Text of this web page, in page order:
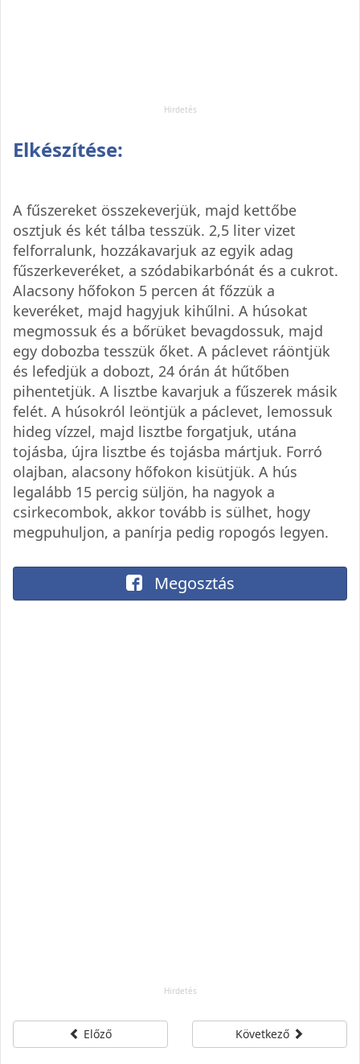
Elkészítése:
A fűszereket összekeverjük, majd kettőbe
osztjuk és két tálba tesszük. 2,5 liter vizet
felforralunk, hozzákavarjuk az egyik adag
fűszerkeveréket, a szódabikarbónát és a cukrot.
Alacsony hőfokon 5 percen át főzzük a
keveréket, majd hagyjuk kihűlni. A húsokat
megmossuk és a bőrüket bevagdossuk, majd
egy dobozba tesszük őket. A páclevet ráöntjük
és lefedjük a dobozt, 24 órán át hűtőben
pihentetjük. A lisztbe kavarjuk a fűszerek másik
felét. A húsokról leöntjük a páclevet, lemossuk
hideg vízzel, majd lisztbe forgatjuk, utána
tojásba, újra lisztbe és tojásba mártjuk. Forró
olajban, alacsony hőfokon kisütjük. A hús
legalább 15 percig süljön, ha nagyok a
csirkecombok, akkor tovább is sülhet, hogy
megpuhuljon, a panírja pedig ropogós legyen.
Megosztás
Előző Következő